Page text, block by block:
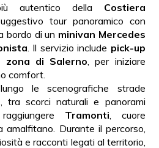
autentico della Costiera
tour panoramico con
a bordo di un minivan Mercedes
. Il servizio include pick-up
zona di Salerno , per iniziare
comfort.
le scenografiche strade
, tra scorci naturali e panorami
Tramonti , cuore
amalfitano. Durante il percorso,
e racconti legati al territorio,